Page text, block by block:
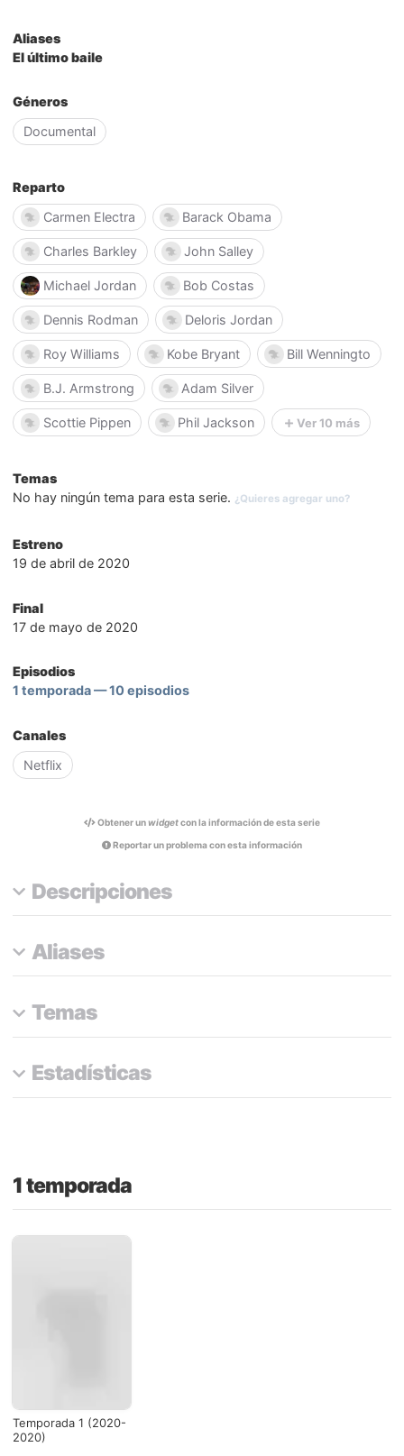
Aliases
El último baile
Géneros
Documental
Reparto
Carmen Electra
Barack Obama
Charles Barkley John Salley
Michael Jordan Bob Costas
Dennis Rodman Deloris Jordan
Roy Williams Kobe Bryant Bill Wenningto
B.J. Armstrong Adam Silver
Scottie Pippen Phil Jackson Ver 10 más
Temas
No hay ningún tema para esta serie. ¿Quieres agregar uno?
Estreno
19 de abril de 2020
Final
17 de mayo de 2020
Episodios
1 temporada — 10 episodios
Canales
Netflix
Obtener unwidgetcon la información de esta serie
Reportar un problema con esta información
Descripciones
Aliases
Temas
Estadísticas
1 temporada
Temporada 1 (2020-
2020)